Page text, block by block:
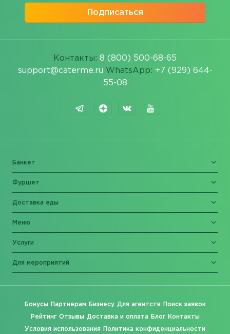
Подписаться
Контакты: 8 (800) 500-68-65
support@caterme.ru WhatsApp: +7 (929) 644-
55-08
Банкет
Фуршет
Доставка еды
Меню
Услуги
Для мероприятий
Бонусы Партнерам Бизнесу Для агентств Поиск заявок
Рейтинг Отзывы Доставка и оплата Блог Контакты
Условия использования Политика конфиденциальности